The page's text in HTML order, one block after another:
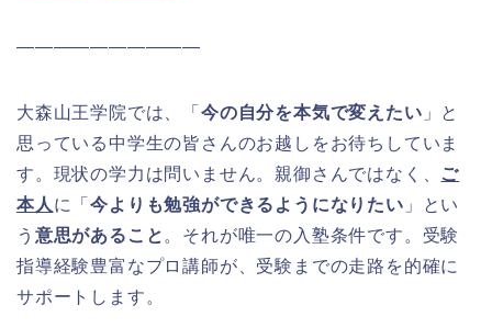
――――――――――
大森山王学院では、「 今の自分を本気で変えたい 」と
思っている中学生の皆さんのお越しをお待ちしていま
す。現状の学力は問いません。親御さんではなく、 ご
本人 に「今よりも勉強ができるようになりたい 」とい
う 意思があること 。それが唯一の入塾条件です。受験
指導経験豊富なプロ講師が、受験までの走路を的確に
サポートします。